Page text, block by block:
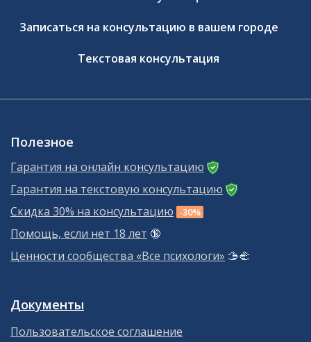
Записаться на консультацию в вашем городе
Текстовая консультация
Полезное
Гарантия на онлайн консультацию
Гарантия на текстовую консультацию
Скидка 30% на консультацию -30%
Помощь, если нет 18 лет 🔞
Ценности сообщества «Все психологи» 🫱‍🫲
Документы
Пользовательское соглашение